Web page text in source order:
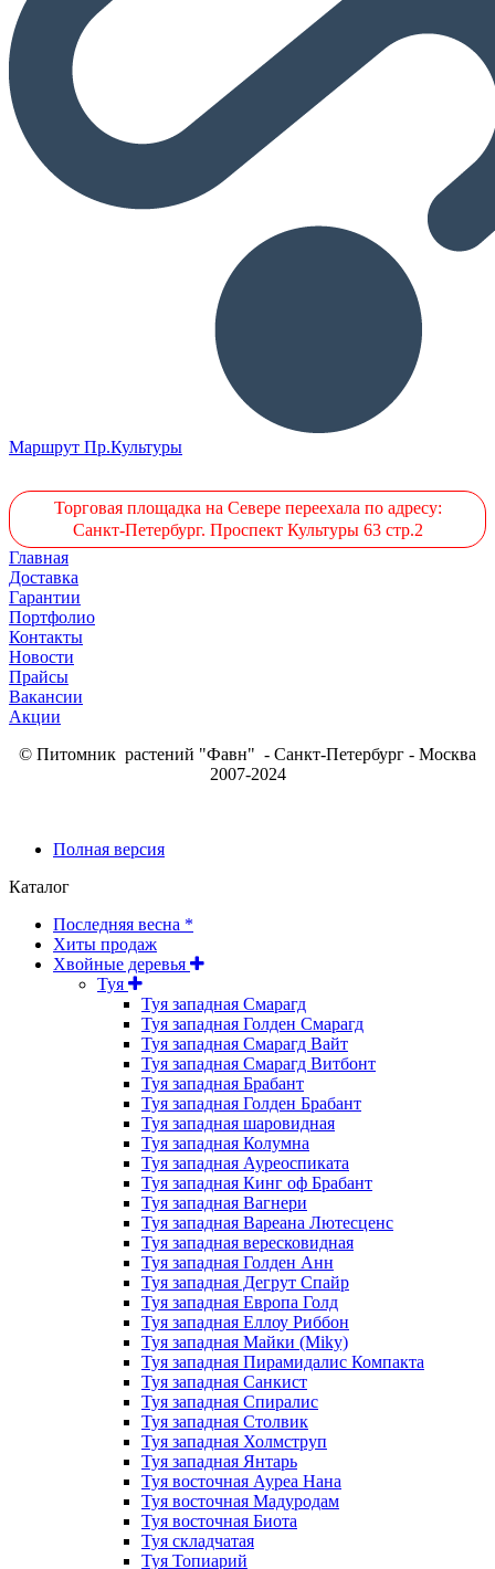
Маршрут Пр.Культуры
Торговая площадка на Севере переехала по адресу:
Санкт-Петербург. Проспект Культуры 63 стр.2
Главная
Доставка
Гарантии
Портфолио
Контакты
Новости
Прайсы
Вакансии
Акции
© Питомник растений "Фавн" - Санкт-Петербург - Москва
2007-2024
Полная версия
Каталог
Последняя весна *
Хиты продаж
Хвойные деревья
Туя
Туя западная Смарагд
Туя западная Голден Смарагд
Туя западная Смарагд Вайт
Туя западная Смарагд Витбонт
Туя западная Брабант
Туя западная Голден Брабант
Туя западная шаровидная
Туя западная Колумна
Туя западная Ауреоспиката
Туя западная Кинг оф Брабант
Туя западная Вагнери
Туя западная Вареана Лютесценс
Туя западная вересковидная
Туя западная Голден Анн
Туя западная Дегрут Спайр
Туя западная Европа Голд
Туя западная Еллоу Риббон
Туя западная Майки (Miky)
Туя западная Пирамидалис Компакта
Туя западная Санкист
Туя западная Спиралис
Туя западная Столвик
Туя западная Холмструп
Туя западная Янтарь
Туя восточная Ауреа Нана
Туя восточная Мадуродам
Туя восточная Биота
Туя складчатая
Туя Топиарий